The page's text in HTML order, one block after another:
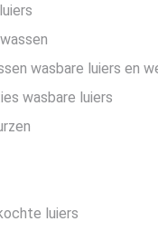
wasbare luiers en
wasbare luiers
luiers